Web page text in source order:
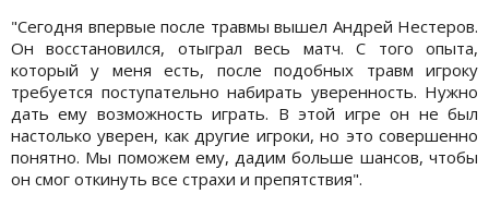
"Сегодня впервые после травмы вышел Андрей Нестеров.
Он восстановился, отыграл весь матч. С того опыта,
который у меня есть, после подобных травм игроку
требуется поступательно набирать уверенность. Нужно
дать ему возможность играть. В этой игре он не был
настолько уверен, как другие игроки, но это совершенно
понятно. Мы поможем ему, дадим больше шансов, чтобы
он смог откинуть все страхи и препятствия".